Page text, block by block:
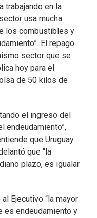
trabajando en la
usa mucha
los combustibles y
El repago
sector que se
hoy para el
de 50 kilos de
el ingreso del
endeudamiento”,
que Uruguay
que “la
plazo, es igualar
Ejecutivo “la mayor
es endeudamiento y